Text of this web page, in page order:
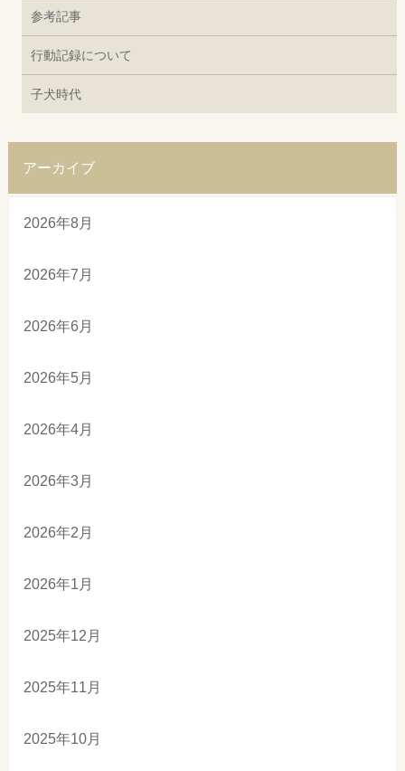
参考記事
行動記録について
子犬時代
アーカイブ
2026年8月
2026年7月
2026年6月
2026年5月
2026年4月
2026年3月
2026年2月
2026年1月
2025年12月
2025年11月
2025年10月